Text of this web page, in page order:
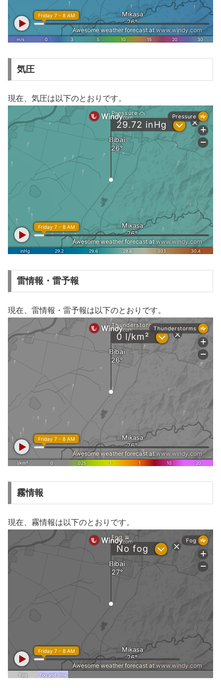
気圧
現在、気圧は以下のとおりです。
雷情報・雷予報
現在、雷情報・雷予報は以下のとおりです。
霧情報
現在、霧情報は以下のとおりです。